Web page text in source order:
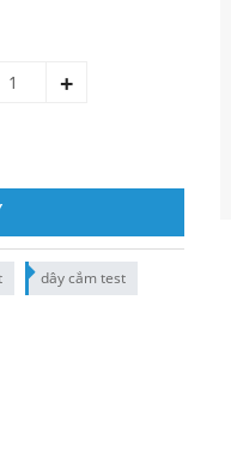
+
dây cắm test